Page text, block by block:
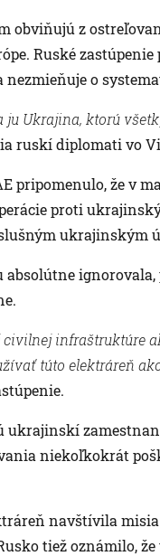
obviňujú z
Ruské zastúpenie
nezmieňuje o
ju Ukrajina, ktorú
ruskí diplomati vo
pripomenulo, že v
proti
ukrajinským
civilnej infraštruktúre
túto elektráreň
ukrajinskí
niekoľkokrát
navštívila
tiež oznámilo,